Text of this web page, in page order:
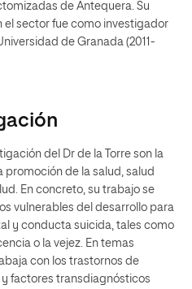
de Antequera. Su
el sector fue como investigador
de Granada (2011-
del Dr de la Torre son la
de la salud, salud
En concreto, su trabajo se
vulnerables del desarrollo para
y conducta suicida, tales como
o la vejez. En temas
con los trastornos de
factores transdiagnósticos